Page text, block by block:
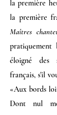
la première
la première
Maîtres
pratiquement
éloigné des
français, s'il
«Aux bords
Dont nul